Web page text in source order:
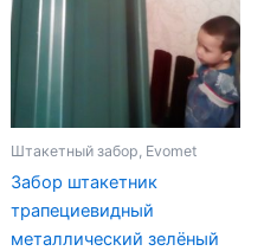
Штакетный забор, Evomet
Забор штакетник
трапециевидный
металлический зелёный